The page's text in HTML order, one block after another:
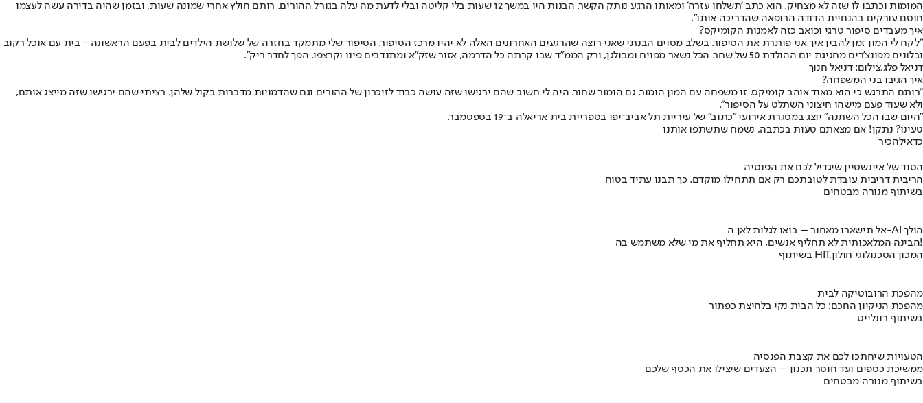
המומות וכתבו לו שזה לא מצחיק. הוא כתב 'תשלחו עזרה' ומאותו הרגע נותק הקשר. הבנות היו במשך 12 שעות בלי קליטה ובלי לדעת מה עלה בגורל ההורים. רותם חולץ אחרי שמונה שעות, ובזמן שהיה בדירה עשה לעצמו
חוסם עורקים בהנחיית הדודה הרופאה שהדריכה אותו".
איך מעבדים סיפור טרגי וכואב כזה לאמנות הקומיקס?
"לקח לי המון זמן להבין איך אני פותרת את הסיפור. בשלב מסוים הבנתי שאני רוצה שהרגעים האחרונים האלה לא יהיו מרכז הסיפור. הסיפור שלי מתמקד בחזרה של שלושת הילדים לבית בפעם הראשונה - בית עם אוכל רקוב
ובלונים מפונצ'רים מחגיגת יום ההולדת 50 של שחר. הכל נשאר מפויח ומבולגן, ורק הממ"ד שבו קרתה כל הדרמה, אזור שזק"א ומתנדבים פינו וקרצפו, הפך לחדר ריק".
דניאל פלג,צילום: דניאל חנוך
איך הגיבו בני המשפחה?
"רותם התרגש כי הוא מאוד אוהב קומיקס. זו משפחה עם המון הומור, גם הומור שחור. היה לי חשוב שהם ירגישו שזה עושה כבוד לזיכרון של ההורים וגם שהדמויות מדברות בקול שלהן. רציתי שהם ירגישו שזה מייצג אותם,
ולא שעוד פעם מישהו חיצוני השתלט על הסיפור".
"היום שבו הכל השתנה" יוצג במסגרת אירועי "כתוב" של עיריית תל אביב־יפו בספריית בית אריאלה ב־19 בספטמבר.
טעינו? נתקן! אם מצאתם טעות בכתבה, נשמח שתשתפו אותנו
כדאילהכיר
הסוד של איינשטיין שיגדיל לכם את הפנסיה
הריבית דריבית עובדת לטובתכם רק אם תתחילו מוקדם. כך תבנו עתיד בטוח
בשיתוף מנורה מבטחים
אל תישארו מאחור – בואו לגלות לאן ה-AI הולך
הבינה המלאכותית לא תחליף אנשים, היא תחליף את מי שלא משתמש בה!
בשיתוף HIT,המכון הטכנולוגי חולון
מהפכת הרובוטיקה לבית
מהפכת הניקיון החכם: כל הבית נקי בלחיצת כפתור
בשיתוף רונלייט
הטעויות שיחתכו לכם את קצבת הפנסיה
ממשיכת כספים ועד חוסר תכנון – הצעדים שיצילו את הכסף שלכם
בשיתוף מנורה מבטחים